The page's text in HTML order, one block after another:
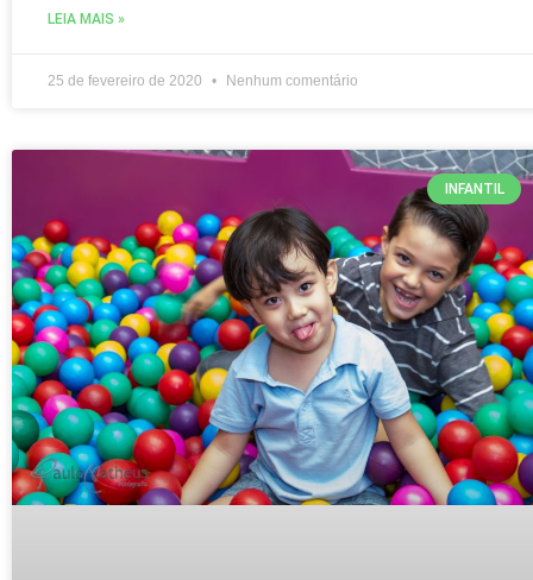
LEIA MAIS »
25 de fevereiro de 2020 Nenhum comentário
INFANTIL